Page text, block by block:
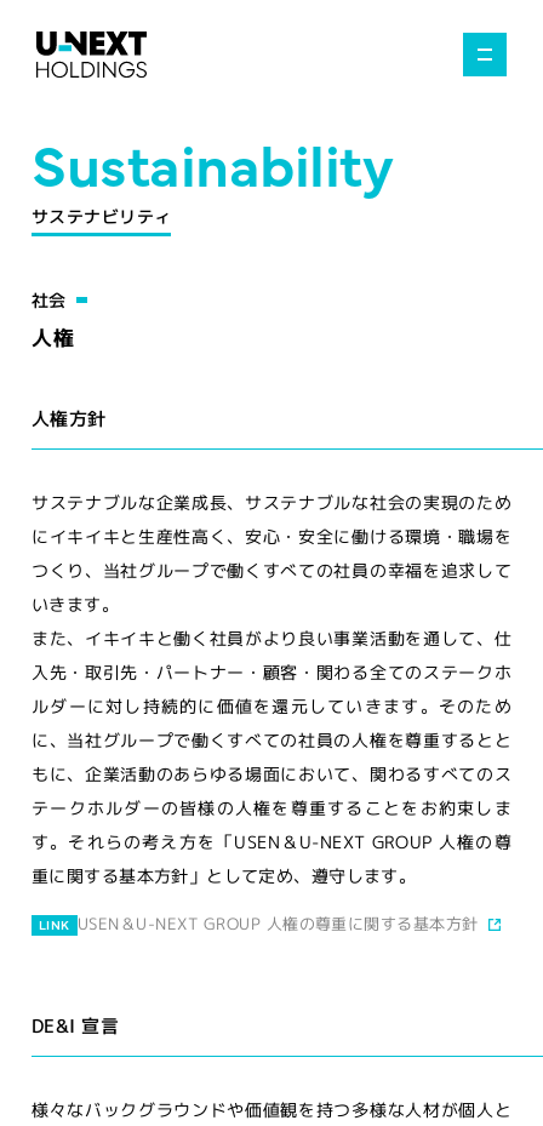
Sustainability
サステナビリティ
社会
人権
人権方針
サステナブルな企業成長、サステナブルな社会の実現のため
にイキイキと生産性高く、安心・安全に働ける環境・職場を
つくり、当社グループで働くすべての社員の幸福を追求して
いきます。
また、イキイキと働く社員がより良い事業活動を通して、仕
入先・取引先・パートナー・顧客・関わる全てのステークホ
ルダーに対し持続的に価値を還元していきます。そのため
に、当社グループで働くすべての社員の人権を尊重するとと
もに、企業活動のあらゆる場面において、関わるすべてのス
テークホルダーの皆様の人権を尊重することをお約束しま
す。それらの考え方を「USEN＆U-NEXT GROUP 人権の尊
重に関する基本方針」として定め、遵守します。
LINK USEN＆U-NEXT GROUP 人権の尊重に関する基本方針
DE&I 宣言
様々なバックグラウンドや価値観を持つ多様な人材が個人と